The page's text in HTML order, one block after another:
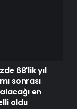
68'lik yıl
sonrası
en
oldu